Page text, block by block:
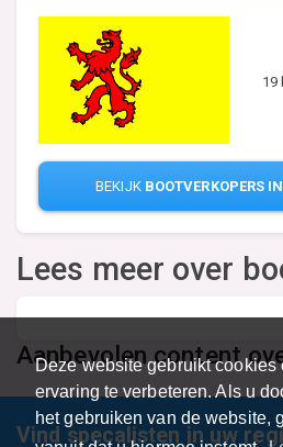
Deze website gebruikt cookies
ervaring te verbeteren. Als u
het gebruiken van de website,
19
BEKIJK BOOTVERKOPERS
Lees meer over
Aanbevolen content
Vind specalisten in uw